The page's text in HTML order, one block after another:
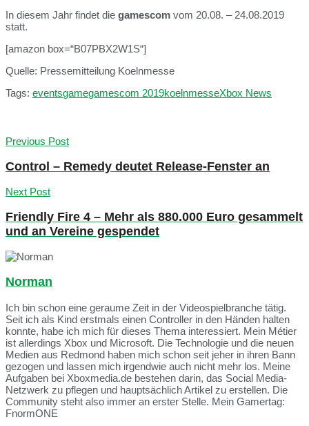
In diesem Jahr findet die gamescom vom 20.08. – 24.08.2019
statt.
[amazon box=“B07PBX2W1S“]
Quelle: Pressemitteilung Koelnmesse
Tags: eventsgamegamescom 2019koelnmesseXbox News
Previous Post
Control – Remedy deutet Release-Fenster an
Next Post
Friendly Fire 4 – Mehr als 880.000 Euro gesammelt
und an Vereine gespendet
Norman
Ich bin schon eine geraume Zeit in der Videospielbranche tätig.
Seit ich als Kind erstmals einen Controller in den Händen halten
konnte, habe ich mich für dieses Thema interessiert. Mein Métier
ist allerdings Xbox und Microsoft. Die Technologie und die neuen
Medien aus Redmond haben mich schon seit jeher in ihren Bann
gezogen und lassen mich irgendwie auch nicht mehr los. Meine
Aufgaben bei Xboxmedia.de bestehen darin, das Social Media-
Netzwerk zu pflegen und hauptsächlich Artikel zu erstellen. Die
Community steht also immer an erster Stelle. Mein Gamertag:
FnormONE